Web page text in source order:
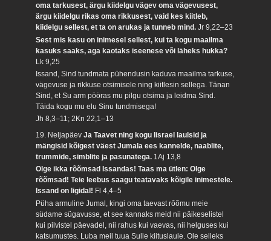
oma tarkusest, ärgu kiidelgu vägev oma vägevusest,
ärgu kiidelgu rikas oma rikkusest, vaid kes kiitleb,
kiidelgu sellest, et ta on arukas ja tunneb mind.Jr 9,22–23
Sest mis kasu on inimesel sellest, kui ta kogu maailma
kasuks saaks, aga kaotaks iseenese või läheks hukka?
Lk 9,25
Issand, Sind tundmata pühendusin kaduva maailma tarkuse,
vägevuse ja rikkuse otsimisele ning kiitlesin sellega. Tänan
Sind, et Su arm pööras mu pilgu otsima ja leidma Sind.
Täida kogu mu elu Sinu tundmisega!
Jh 8,3–11; 2Kn 22,1–13
19. NeljapäevJa Taavet ning kogu Iisrael laulsid ja
mängisid kõigest väest Jumala ees kannelde, naablite,
trummide, simblite ja pasunatega. 1Aj 13,8
Olge ikka rõõmsad Issandas! Taas ma ütlen: Olge
rõõmsad! Teie leebus saagu teatavaks kõigile inimestele.
Issand on ligidal! Fl 4,4–5
Püha armuline Jumal, kingi oma taevast rõõmu meie
südame sügavusse, et see kannaks meid nii päikeselistel
kui pilvistel päevadel, nii rahus kui vaevas, nii helguses kui
katsumustes. Luba meil tuua Sulle kiituslaule. Ole selleks